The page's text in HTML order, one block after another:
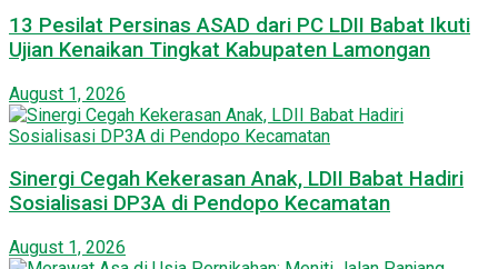
13 Pesilat Persinas ASAD dari PC LDII Babat Ikuti
Ujian Kenaikan Tingkat Kabupaten Lamongan
August 1, 2026
Sinergi Cegah Kekerasan Anak, LDII Babat Hadiri
Sosialisasi DP3A di Pendopo Kecamatan
August 1, 2026